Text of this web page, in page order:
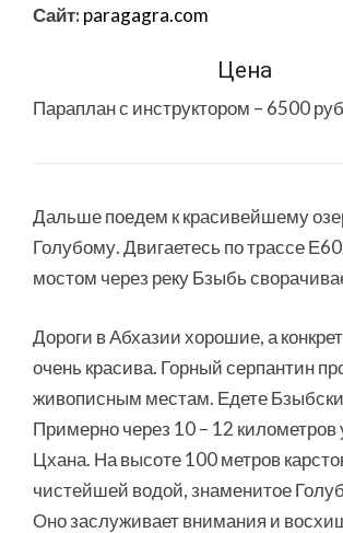
Сайт:paragagra.com
Цена
Параплан с инструктором – 6500
Дальше поедем к красивейшему
Голубому. Двигаетесь по трассе
мостом через реку Бзыбь
Дороги в Абхазии хорошие, а
очень красива. Горный серпантин
живописным местам. Едете
Примерно через 10 – 12 километров
Цхана. На высоте 100 метров
чистейшей водой, знаменитое
Оно заслуживает внимания и